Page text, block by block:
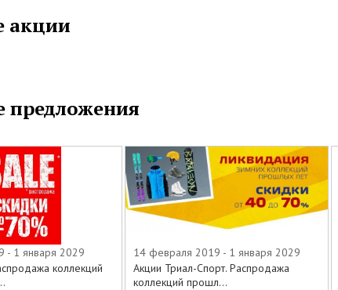
акции
предложения
- 1 января 2029
коллекций
14 февраля 2019 - 1 января 2029
Акции Триал-Спорт. Распродажа
коллекций прошл...